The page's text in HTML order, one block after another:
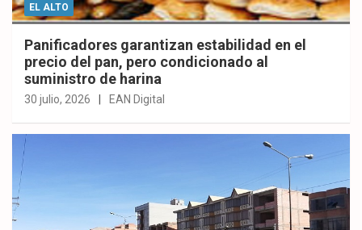
EL ALTO
Panificadores garantizan estabilidad en el
precio del pan, pero condicionado al
suministro de harina
30 julio, 2026 EAN Digital